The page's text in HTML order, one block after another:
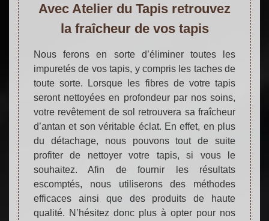
Avec Atelier du Tapis retrouvez
la fraîcheur de vos tapis
Nous ferons en sorte d’éliminer toutes les
impuretés de vos tapis, y compris les taches de
toute sorte. Lorsque les fibres de votre tapis
seront nettoyées en profondeur par nos soins,
votre revêtement de sol retrouvera sa fraîcheur
d’antan et son véritable éclat. En effet, en plus
du détachage, nous pouvons tout de suite
profiter de nettoyer votre tapis, si vous le
souhaitez. Afin de fournir les résultats
escomptés, nous utiliserons des méthodes
efficaces ainsi que des produits de haute
qualité. N’hésitez donc plus à opter pour nos